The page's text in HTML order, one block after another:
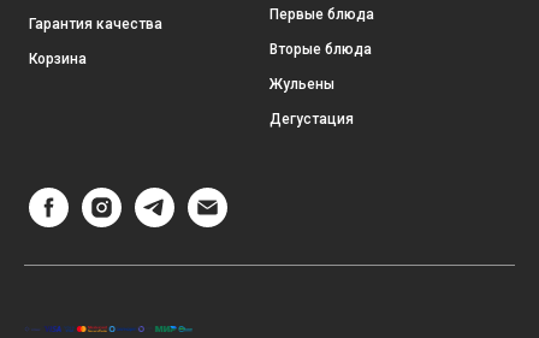
Гарантия качества
Корзина
Первые блюда
Вторые блюда
Жульены
Дегустация